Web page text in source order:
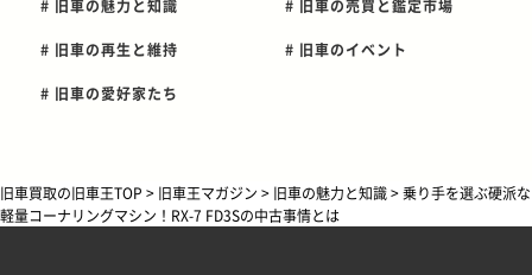
# 旧車の魅力と知識 # 旧車の売買と鑑定市場
# 旧車の再生と維持 # 旧車のイベント
# 旧車の愛好家たち
旧車買取の旧車王TOP > 旧車王マガジン > 旧車の魅力と知識>乗り手を選ぶ硬派な
軽量コーナリングマシン！RX-7 FD3Sの中古事情とは